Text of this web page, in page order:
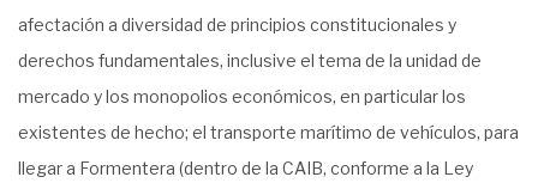
afectación a diversidad de principios constitucionales y
derechos fundamentales, inclusive el tema de la unidad de
mercado y los monopolios económicos, en particular los
existentes de hecho; el transporte marítimo de vehículos, para
llegar a Formentera (dentro de la CAIB, conforme a la Ley